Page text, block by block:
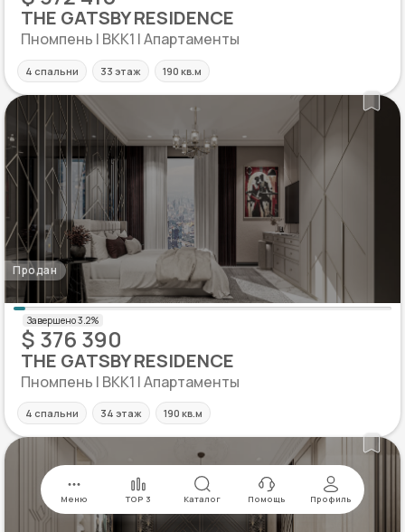
Меню TOP 3 Каталог Помощь Профиль
THE GATSBY RESIDENCE
Пномпень | BKK1 | Апартаменты
4 спальни 33 этаж 190 кв.м
Продан
$ 376 390
THE GATSBY RESIDENCE
Пномпень | BKK1 | Апартаменты
4 спальни 34 этаж 190 кв.м